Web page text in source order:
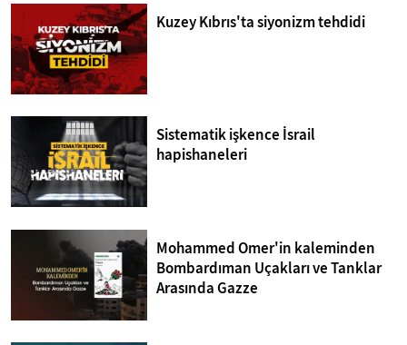
Kuzey Kıbrıs'ta siyonizm tehdidi
Sistematik işkence İsrail
hapishaneleri
Mohammed Omer'in kaleminden
Bombardıman Uçakları ve Tanklar
Arasında Gazze